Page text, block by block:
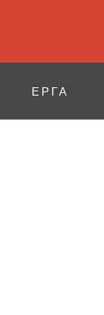
ΕΡΓΑ